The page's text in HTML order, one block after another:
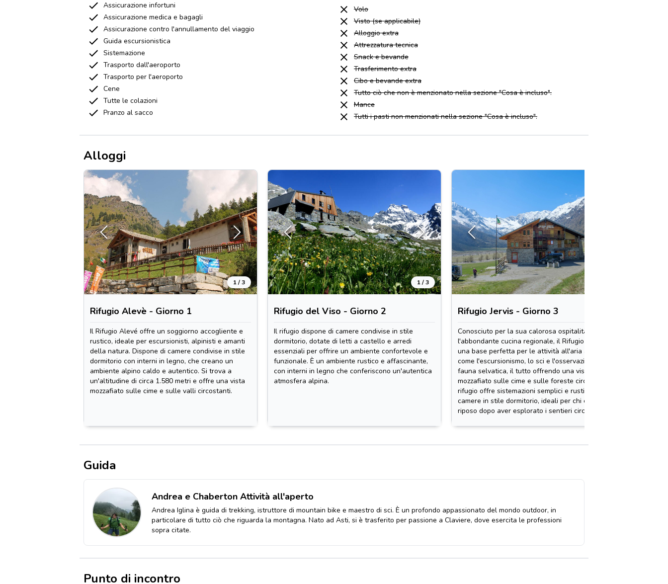
Assicurazione infortuni
Assicurazione medica e bagagli
Assicurazione contro l'annullamento del viaggio
Guida escursionistica
Sistemazione
Trasporto dall'aeroporto
Trasporto per l'aeroporto
Cene
Tutte le colazioni
Pranzo al sacco
Volo
Visto (se applicabile)
Alloggio extra
Attrezzatura tecnica
Snack e bevande
Trasferimento extra
Cibo e bevande extra
Tutto ciò che non è menzionato nella sezione "Cosa è incluso".
Mance
Tutti i pasti non menzionati nella sezione "Cosa è incluso".
Alloggi
1 / 3
Rifugio Alevè - Giorno 1
Il Rifugio Alevé offre un soggiorno accogliente e
rustico, ideale per escursionisti, alpinisti e amanti
della natura. Dispone di camere condivise in stile
dormitorio con interni in legno, che creano un
ambiente alpino caldo e autentico. Si trova a
un'altitudine di circa 1.580 metri e offre una vista
mozzafiato sulle cime e sulle valli circostanti.
1 / 3
Rifugio del Viso - Giorno 2
Il rifugio dispone di camere condivise in stile
dormitorio, dotate di letti a castello e arredi
essenziali per offrire un ambiente confortevole e
funzionale. È un ambiente rustico e affascinante,
con interni in legno che conferiscono un'autentica
atmosfera alpina.
Rifugio Jervis - Giorno 3
Conosciuto per la sua calorosa ospitalità e
l'abbondante cucina regionale, il Rifugio Jervis è
una base perfetta per le attività all'aria aperta
come l'escursionismo, lo sci e l'osservazione della
fauna selvatica, il tutto offrendo una vista
mozzafiato sulle cime e sulle foreste circostanti. Il
rifugio offre sistemazioni semplici e rustiche con
camere in stile dormitorio, ideali per chi cerca
riposo dopo aver esplorato i sentieri circostanti.
Guida
Andrea e Chaberton Attività all'aperto
Andrea Iglina è guida di trekking, istruttore di mountain bike e maestro di sci. È un profondo appassionato del mondo outdoor, in
particolare di tutto ciò che riguarda la montagna. Nato ad Asti, si è trasferito per passione a Claviere, dove esercita le professioni
sopra citate.
Punto di incontro